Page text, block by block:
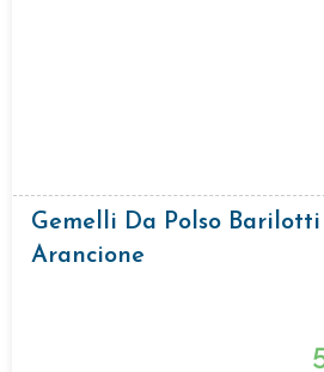
Gemelli Da Polso
Arancione